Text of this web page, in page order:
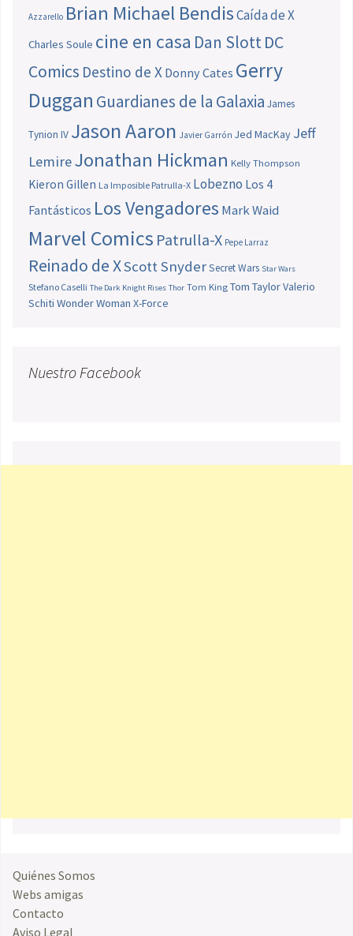
Azzarello Brian Michael BendisCaída de X
Charles Soule cine en casa Dan SlottDC
Comics Destino de X Donny Cates Gerry
Duggan Guardianes de la Galaxia James
Tynion IV Jason Aaron Javier Garrón Jed MacKay Jeff
LemireJonathan Hickman Kelly Thompson
Kieron Gillen La Imposible Patrulla-X Lobezno Los 4
Fantásticos Los Vengadores Mark Waid
Marvel Comics Patrulla-X Pepe Larraz
Reinado de XScott SnyderSecret Wars Star Wars
Stefano Caselli The Dark Knight Rises Thor Tom King Tom TaylorValerio
Schiti Wonder Woman X-Force
Nuestro Facebook
Quiénes Somos
Webs amigas
Contacto
Aviso Legal